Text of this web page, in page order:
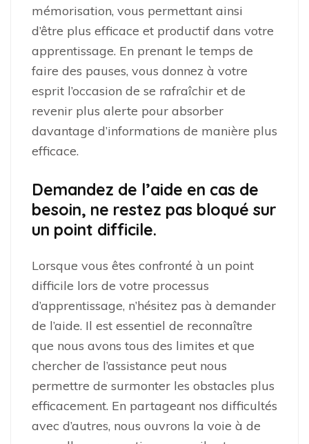
mémorisation, vous permettant ainsi
d’être plus efficace et productif dans votre
apprentissage. En prenant le temps de
faire des pauses, vous donnez à votre
esprit l’occasion de se rafraîchir et de
revenir plus alerte pour absorber
davantage d’informations de manière plus
efficace.
Demandez de l’aide en cas de
besoin, ne restez pas bloqué sur
un point difficile.
Lorsque vous êtes confronté à un point
difficile lors de votre processus
d’apprentissage, n’hésitez pas à demander
de l’aide. Il est essentiel de reconnaître
que nous avons tous des limites et que
chercher de l’assistance peut nous
permettre de surmonter les obstacles plus
efficacement. En partageant nos difficultés
avec d’autres, nous ouvrons la voie à de